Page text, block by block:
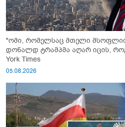
"ომი, რომელსაც მთელი
დონალდ ტრამპმა აღარ იცის, როგორ
York Times
05.08.2026